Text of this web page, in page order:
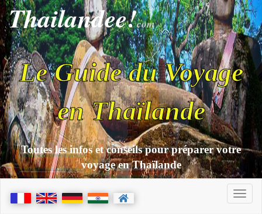
Thailandee!com
Le Guide du Voyage
en Thaïlande
Toutes les infos et conseils pour préparer votre
voyage en Thaïlande